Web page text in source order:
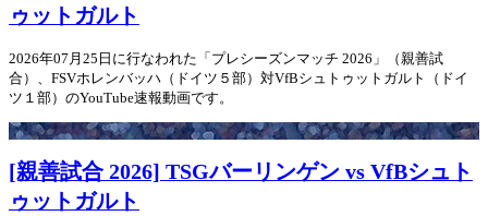
ゥットガルト
2026年07月25日に行なわれた「プレシーズンマッチ 2026」（親善試
合）、FSVホレンバッハ（ドイツ５部）対VfBシュトゥットガルト（ドイ
ツ１部）のYouTube速報動画です。
[親善試合 2026] TSGバーリンゲン vs VfBシュト
ゥットガルト